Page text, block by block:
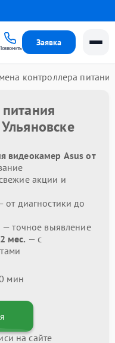
Заявка
контроллера питания
видеокамер Asus от
акции и
от диагностики до
— точное выявление
мес. — с
мин
на сайте